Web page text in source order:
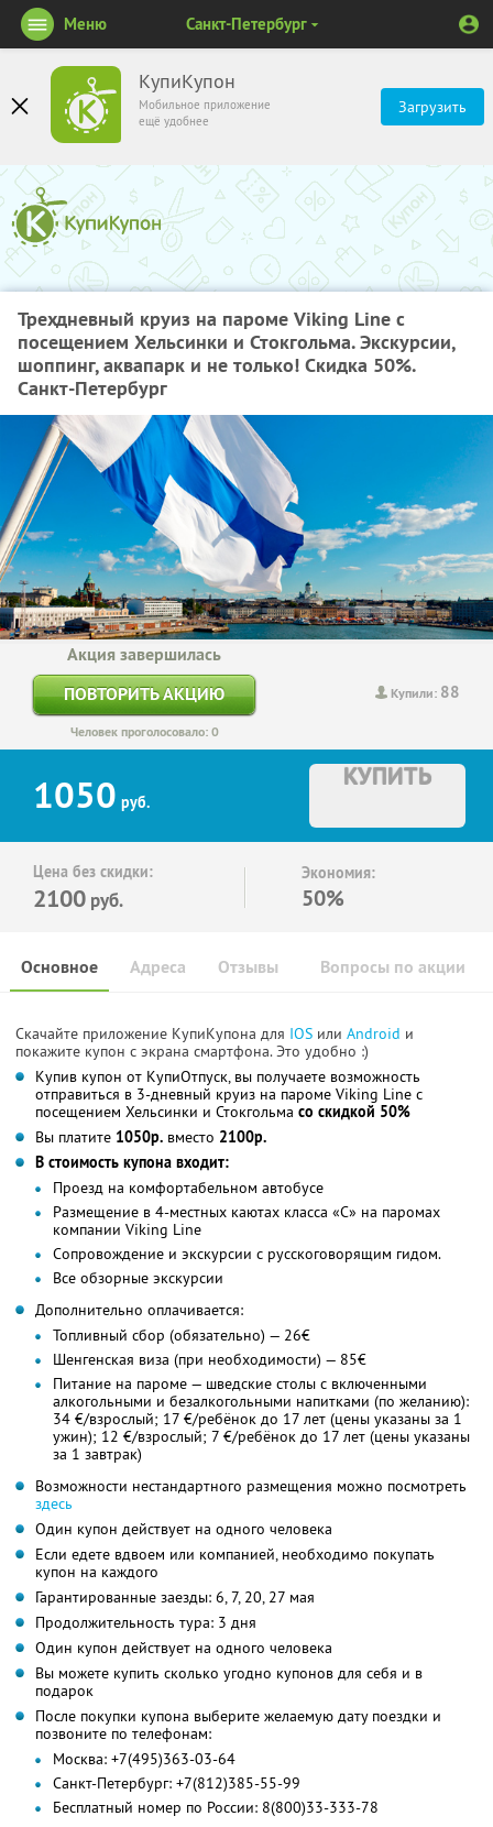
КупиКупон
Мобильное приложение
ещё удобнее
Загрузить
Меню Санкт-Петербург
Трехдневный круиз на пароме Viking Line с
посещением Хельсинки и Стокгольма. Экскурсии,
шоппинг, аквапарк и не только! Скидка 50%.
Санкт-Петербург
Купили: 88
Акция завершилась
ПОВТОРИТЬ АКЦИЮ
Человек проголосовало: 0
1050 руб.
КУПИТЬ
Цена без скидки:
2100 руб.
Экономия:
50%
Основное Отзывы Вопросы по акции
Адреса
Скачайте приложение КупиКупона для IOS или Android и
покажите купон с экрана смартфона. Это удобно :)
Купив купон от КупиОтпуск, вы получаете возможность
отправиться в 3-дневный круиз на пароме Viking Line с
посещением Хельсинки и Стокгольма со скидкой 50%
Вы платите 1050р. вместо 2100р.
В стоимость купона входит:
Проезд на комфортабельном автобусе
Размещение в 4-местных каютах класса «С» на паромах
компании Viking Line
Сопровождение и экскурсии с русскоговорящим гидом.
Все обзорные экскурсии
Дополнительно оплачивается:
Топливный сбор (обязательно) — 26€
Шенгенская виза (при необходимости) — 85€
Питание на пароме — шведские столы с включенными
алкогольными и безалкогольными напитками (по желанию):
34 €/взрослый; 17 €/ребёнок до 17 лет (цены указаны за 1
ужин); 12 €/взрослый; 7 €/ребёнок до 17 лет (цены указаны
за 1 завтрак)
Возможности нестандартного размещения можно посмотреть
здесь
Один купон действует на одного человека
Если едете вдвоем или компанией, необходимо покупать
купон на каждого
Гарантированные заезды: 6, 7, 20, 27 мая
Продолжительность тура: 3 дня
Один купон действует на одного человека
Вы можете купить сколько угодно купонов для себя и в
подарок
После покупки купона выберите желаемую дату поездки и
позвоните по телефонам:
Москва: +7(495)363-03-64
Санкт-Петербург: +7(812)385-55-99
Бесплатный номер по России: 8(800)33-333-78